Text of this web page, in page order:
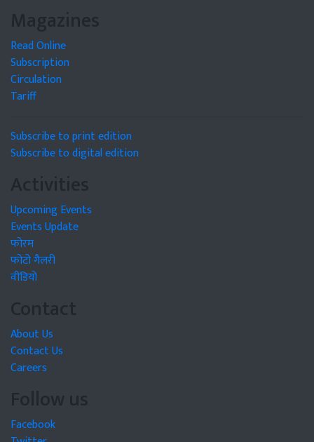
Magazines
Read Online
Subscription
Circulation
Tariff
Subscribe to print edition
Subscribe to digital edition
Activities
Upcoming Events
Events Update
फोरम
फोटो गैलरी
वीडियो
Contact
About Us
Contact Us
Careers
Follow us
Facebook